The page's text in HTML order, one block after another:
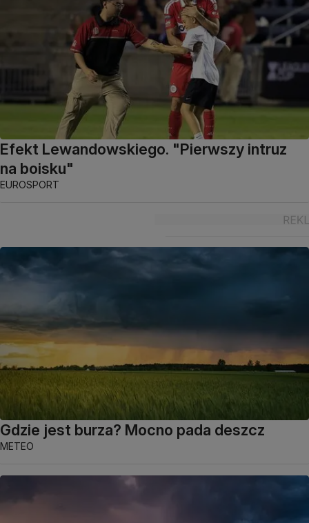
Efekt Lewandowskiego. "Pierwszy intruz
na boisku"
EUROSPORT
Gdzie jest burza? Mocno pada deszcz
METEO